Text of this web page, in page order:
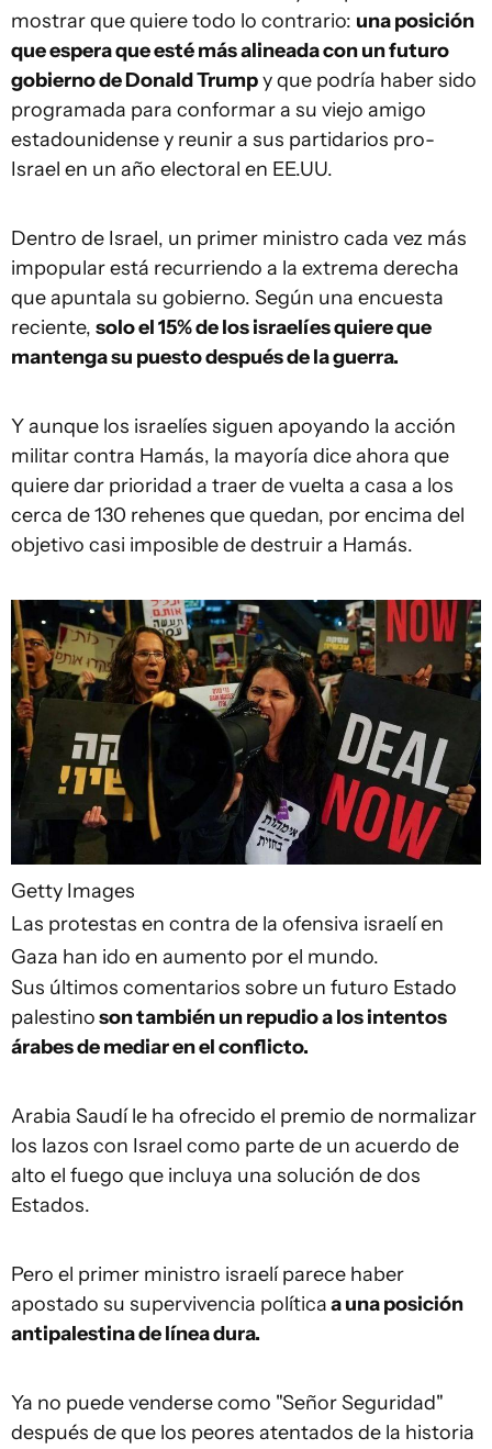
mostrar que quiere todo lo contrario: una posición
que espera que esté más alineada con un futuro
gobierno de Donald Trumpy que podría haber sido
programada para conformar a su viejo amigo
estadounidense y reunir a sus partidarios pro-
Israel en un año electoral en EE.UU.
Dentro de Israel, un primer ministro cada vez más
impopular está recurriendo a la extrema derecha
que apuntala su gobierno. Según una encuesta
reciente, solo el 15% de los israelíes quiere que
mantenga su puesto después de la guerra.
Y aunque los israelíes siguen apoyando la acción
militar contra Hamás, la mayoría dice ahora que
quiere dar prioridad a traer de vuelta a casa a los
cerca de 130 rehenes que quedan, por encima del
objetivo casi imposible de destruir a Hamás.
Getty Images
Las protestas en contra de la ofensiva israelí en
Gaza han ido en aumento por el mundo.
Sus últimos comentarios sobre un futuro Estado
palestinoson también un repudio a los intentos
árabes de mediar en el conflicto.
Arabia Saudí le ha ofrecido el premio de normalizar
los lazos con Israel como parte de un acuerdo de
alto el fuego que incluya una solución de dos
Estados.
Pero el primer ministro israelí parece haber
apostado su supervivencia políticaa una posición
antipalestina de línea dura.
Ya no puede venderse como "Señor Seguridad"
después de que los peores atentados de la historia